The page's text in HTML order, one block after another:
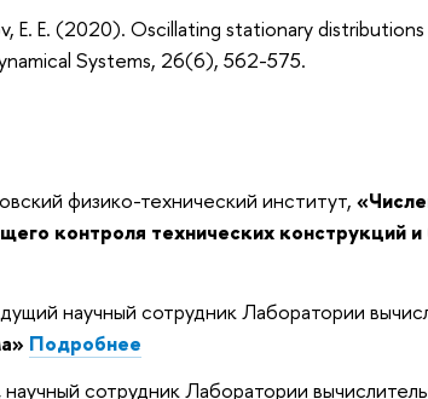
E. E. (2020). Oscillating stationary
Systems, 26(6), 562-575.
физико-технический институт,
контроля технических конструкций
научный сотрудник Лаборатории
Подробнее
научный сотрудник Лаборатории